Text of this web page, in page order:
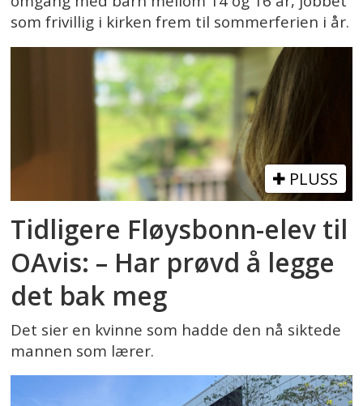
som frivillig i kirken frem til sommerferien i år.
PLUSS
Tidligere Fløysbonn-elev til
OAvis: – Har prøvd å legge
det bak meg
Det sier en kvinne som hadde den nå siktede
mannen som lærer.